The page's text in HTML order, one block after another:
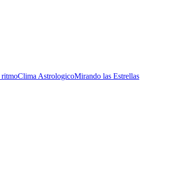
ritmoClima AstrologicoMirando las Estrellas